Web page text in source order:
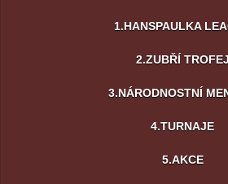
1.HANSPAULKA
2.ZUBŘÍ TROFEJ
3.NÁRODNOSTNÍ
4.TURNAJE
5.AKCE